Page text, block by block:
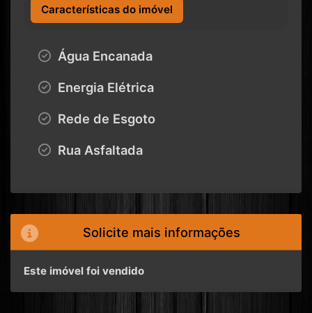
Características do imóvel
Água Encanada
Energia Elétrica
Rede de Esgoto
Rua Asfaltada
Solicite mais informações
Este imóvel foi vendido